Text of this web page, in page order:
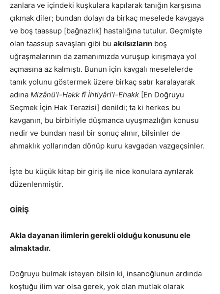
zanlara ve içindeki kuşkulara kapılarak tanığın karşısına
çıkmak diler; bundan dolayı da birkaç meselede kavgaya
ve boş taassup [bağnazlık] hastalığına tutulur. Geçmişte
olan taassup savaşları gibi bu akılsızların boş
uğraşmalarının da zamanımızda vuruşup kırışmaya yol
açmasına az kalmıştı. Bunun için kavgalı meselelerde
tanık yolunu göstermek üzere birkaç satır karalayarak
adına Mizânü’l-Hakk fî İhtiyâri’l-Ehakk [En Doğruyu
Seçmek İçin Hak Terazisi] denildi; ta ki herkes bu
kavganın, bu birbiriyle düşmanca uyuşmazlığın konusu
nedir ve bundan nasıl bir sonuç alınır, bilsinler de
ahmaklık yollarından dönüp kuru kavgadan vazgeçsinler.
İşte bu küçük kitap bir giriş ile nice konulara ayrılarak
düzenlenmiştir.
GİRİŞ
Akla dayanan ilimlerin gerekli olduğu konusunu ele
almaktadır.
Doğruyu bulmak isteyen bilsin ki, insanoğlunun ardında
koştuğu ilim var olsa gerek, yok olan mutlak olarak